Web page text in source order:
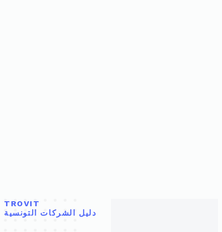
TROVIT
دليل الشركات التونسية